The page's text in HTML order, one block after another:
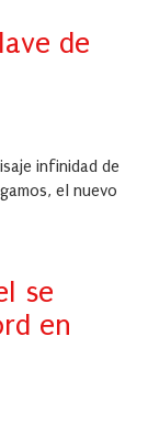
de
infinidad de
el nuevo
se
en